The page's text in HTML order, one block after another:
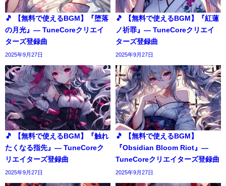
🎵 【無料で使えるBGM】『堕落
の月光』― TuneCoreクリエイ
ターズ登録曲
2025年9月27日
🎵 【無料で使えるBGM】『紅蓮
ノ祈罪』― TuneCoreクリエイ
ターズ登録曲
2025年9月27日
🎵 【無料で使えるBGM】『触れ
たくなる指先』― TuneCoreク
リエイターズ登録曲
2025年9月27日
🎵 【無料で使えるBGM】
『Obsidian Bloom Riot』―
TuneCoreクリエイターズ登録曲
2025年9月27日